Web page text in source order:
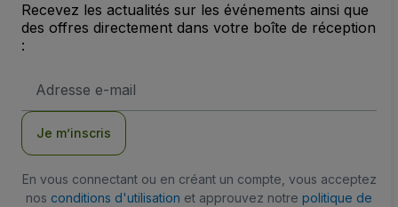
Recevez les actualités sur les événements ainsi que
des offres directement dans votre boîte de réception
:
e-
Je m’inscris
En vous connectant ou en créant un compte, vous acceptez
nos conditions d'utilisation et approuvez notre politique de